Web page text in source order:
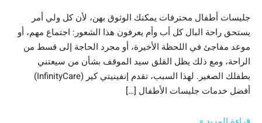
جليسات أطفال محترفات يمكنك الوثوق بهن، لأن كل ولي أمر
يستحق راحة البال كل أب وأم يعرفون هذا الشعور: اجتماع مهم، أو
موعد مفاجئ في اللحظة الأخيرة، أو مجرد الحاجة إلى قسط من
الراحة، ومع ذلك يظل القلق سيد الموقف بشأن من سيعتني
بطفلك الصغير. لهذا السبب، تقدم إنفينيتي كير (InfinityCare)
أفضل خدمات جليسات الأطفال […]
الآباء
بشكل
فعال؟